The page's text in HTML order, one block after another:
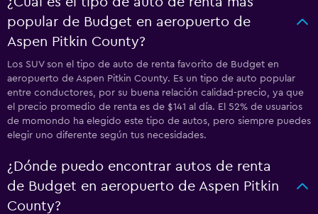
popular de Budget en aeropuerto de
Aspen Pitkin County?
Los SUV son el tipo de auto de renta favorito de Budget en
aeropuerto de Aspen Pitkin County. Es un tipo de auto popular
entre conductores, por su buena relación calidad-precio, ya que
el precio promedio de renta es de $141 al día. El 52% de usuarios
de momondo ha elegido este tipo de autos, pero siempre puedes
elegir uno diferente según tus necesidades.
¿Dónde puedo encontrar autos de renta
de Budget en aeropuerto de Aspen Pitkin
County?